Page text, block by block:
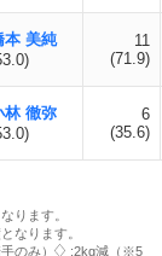
本 美純
11
(71.9)
林 徹弥
6
(35.6)
ります。
なります。
のみ）
:2kg減（※5